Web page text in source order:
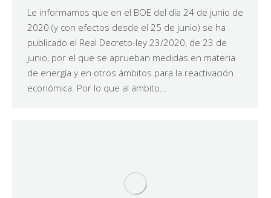
Le informamos que en el BOE del día 24 de junio de
2020 (y con efectos desde el 25 de junio) se ha
publicado el Real Decreto-ley 23/2020, de 23 de
junio, por el que se aprueban medidas en materia
de energía y en otros ámbitos para la reactivación
económica. Por lo que al ámbito…